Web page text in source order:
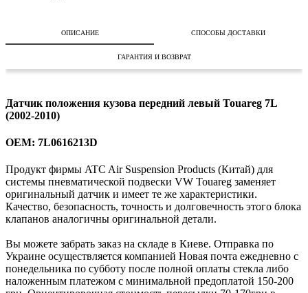
ОПИСАНИЕ СПОСОБЫ ДОСТАВКИ
ГАРАНТИЯ И ВОЗВРАТ
Датчик положения кузова передний левый Touareg 7L
(2002-2010)
OEM: 7L0616213D
Продукт фирмы ATC Air Suspension Products (Китай) для
системы пневматической подвески VW Touareg заменяет
оригинальный датчик и имеет те же характеристики.
Качество, безопасность, точность и долговечность этого блока
клапанов аналогичны оригинальной детали.
Вы можете забрать заказ на складе в Киеве. Отправка по
Украине осуществляется компанией Новая почта ежедневно с
понедельника по субботу после полной оплаты стекла либо
наложенным платежом с минимальной предоплатой 150-200